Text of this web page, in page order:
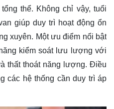
thể. Không chỉ vậy, tuổi
giúp duy trì hoạt động ổn
xuyên. Một ưu điểm nổi bật
kiểm soát lưu lượng với
thất thoát năng lượng. Điều
các hệ thống cần duy trì áp